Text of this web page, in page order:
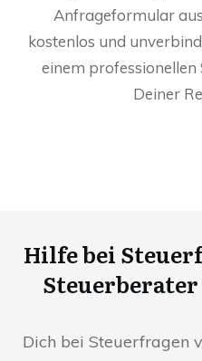
Anfrageformular
kostenlos und
einem
Deiner
Hilfe bei
Dich bei Steuerfragen